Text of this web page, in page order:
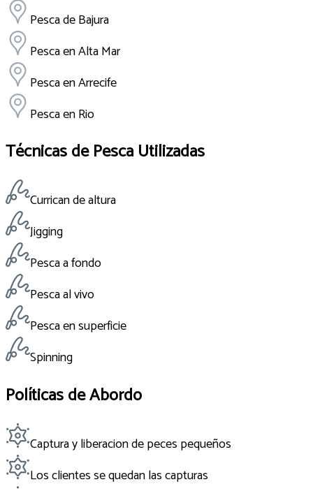
Pesca de Bajura
Pesca en Alta Mar
Pesca en Arrecife
Pesca en Rio
Técnicas de Pesca Utilizadas
Currican de altura
Jigging
Pesca a fondo
Pesca al vivo
Pesca en superficie
Spinning
Políticas de Abordo
Captura y liberacion de peces pequeños
Los clientes se quedan las capturas